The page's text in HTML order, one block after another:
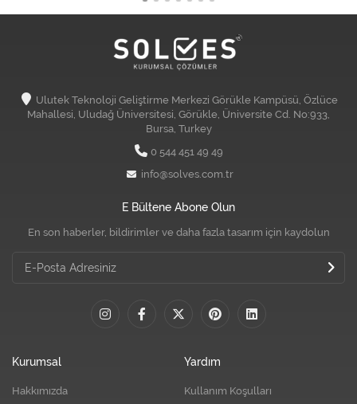
Ulutek Teknoloji Geliştirme Merkezi Görükle Kampüsü, Özlüce
Mahallesi, Uludağ Üniversitesi, Görükle, Üniversite Cd. No:933,
Bursa, Turkey
0 544 451 49 49
info@solves.com.tr
E Bültene Abone Olun
En son haberler, bildirimler ve daha fazla tasarım için kaydolun
Kurumsal
Hakkımızda
Yardım
Kullanım Koşulları